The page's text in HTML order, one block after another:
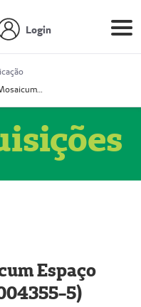
Login
Prestador Mosaicum Espaço Clínico Eireli (51004355-5)
Espaço
5)